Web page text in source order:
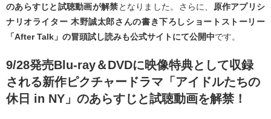
のあらすじと試聴動画が解禁となりました。さらに、 原作アプリシ
ナリオライター 木野誠太郎さんの書き下ろしショートストーリー
「After Talk」の冒頭試し読みも公式サイトにて公開中です。
9/28発売Blu-ray＆DVDに映像特典として収録
される新作ピクチャードラマ「アイドルたちの
休日 in NY」のあらすじと試聴動画を解禁！